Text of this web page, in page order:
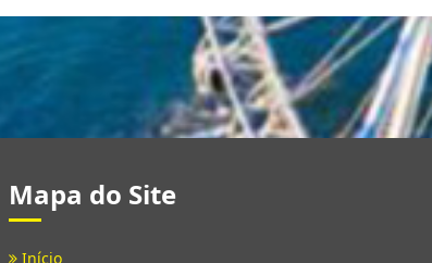
Mapa do Site
Início